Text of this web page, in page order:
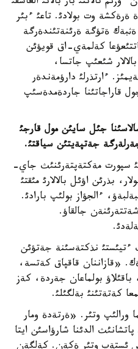
وت بولادئ. تاعئ ءبئر
ةثبةك ةتؤگة ةرئنةتئندةرگة
كةلمةي-اق قويؤئن
شئعئپ جاتسا،
ءارتذرلئ دارؤمةندةر
قاراجاتئنا جاردةمدةسئپ
جئل سايئن مول قارجئ
جةتپةيتئن سياقتئ.
سپورت مةكتةپتةرئنئث جاي-
بذرئن اؤئل بالالارئ مئقتئ
ءالجؤاز بولئپ بارادئ.
جالقاؤ.
ءتيئستئ نذكتةسئنة جةتؤئن
«قازاننان قاقپاق كةتسة،
بولماعان جةردة، كةز
كةتةتئنئ بةلگئلئ.
ورالئپ وتئر. «ةرتةدة ومار
الدئنا شارؤاسئن ايتا